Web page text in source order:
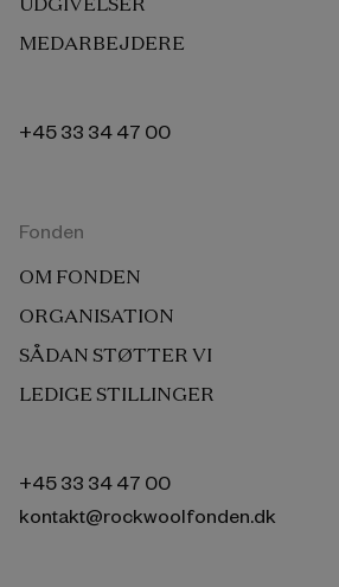
MEDARBEJDERE
+45 33 34 47 00
Fonden
OM FONDEN
ORGANISATION
SÅDAN STØTTER VI
LEDIGE STILLINGER
+45 33 34 47 00
kontakt@rockwoolfonden.dk